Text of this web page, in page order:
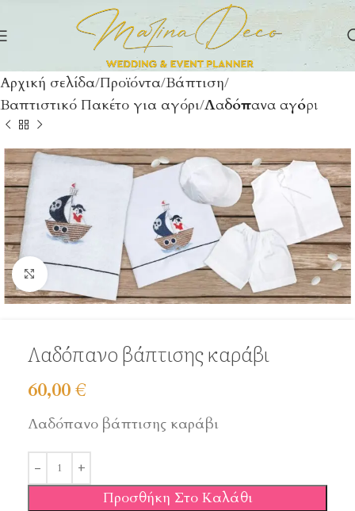
Αρχική σελίδα Προϊόντα Βάπτιση
Βαπτιστικό Πακέτο για αγόρι Λαδόπανα αγόρι
Click to enlarge
Λαδόπανο βάπτισης καράβι
60,00€
Λαδόπανο βάπτισης καράβι
Προσθήκη Στο Καλάθι